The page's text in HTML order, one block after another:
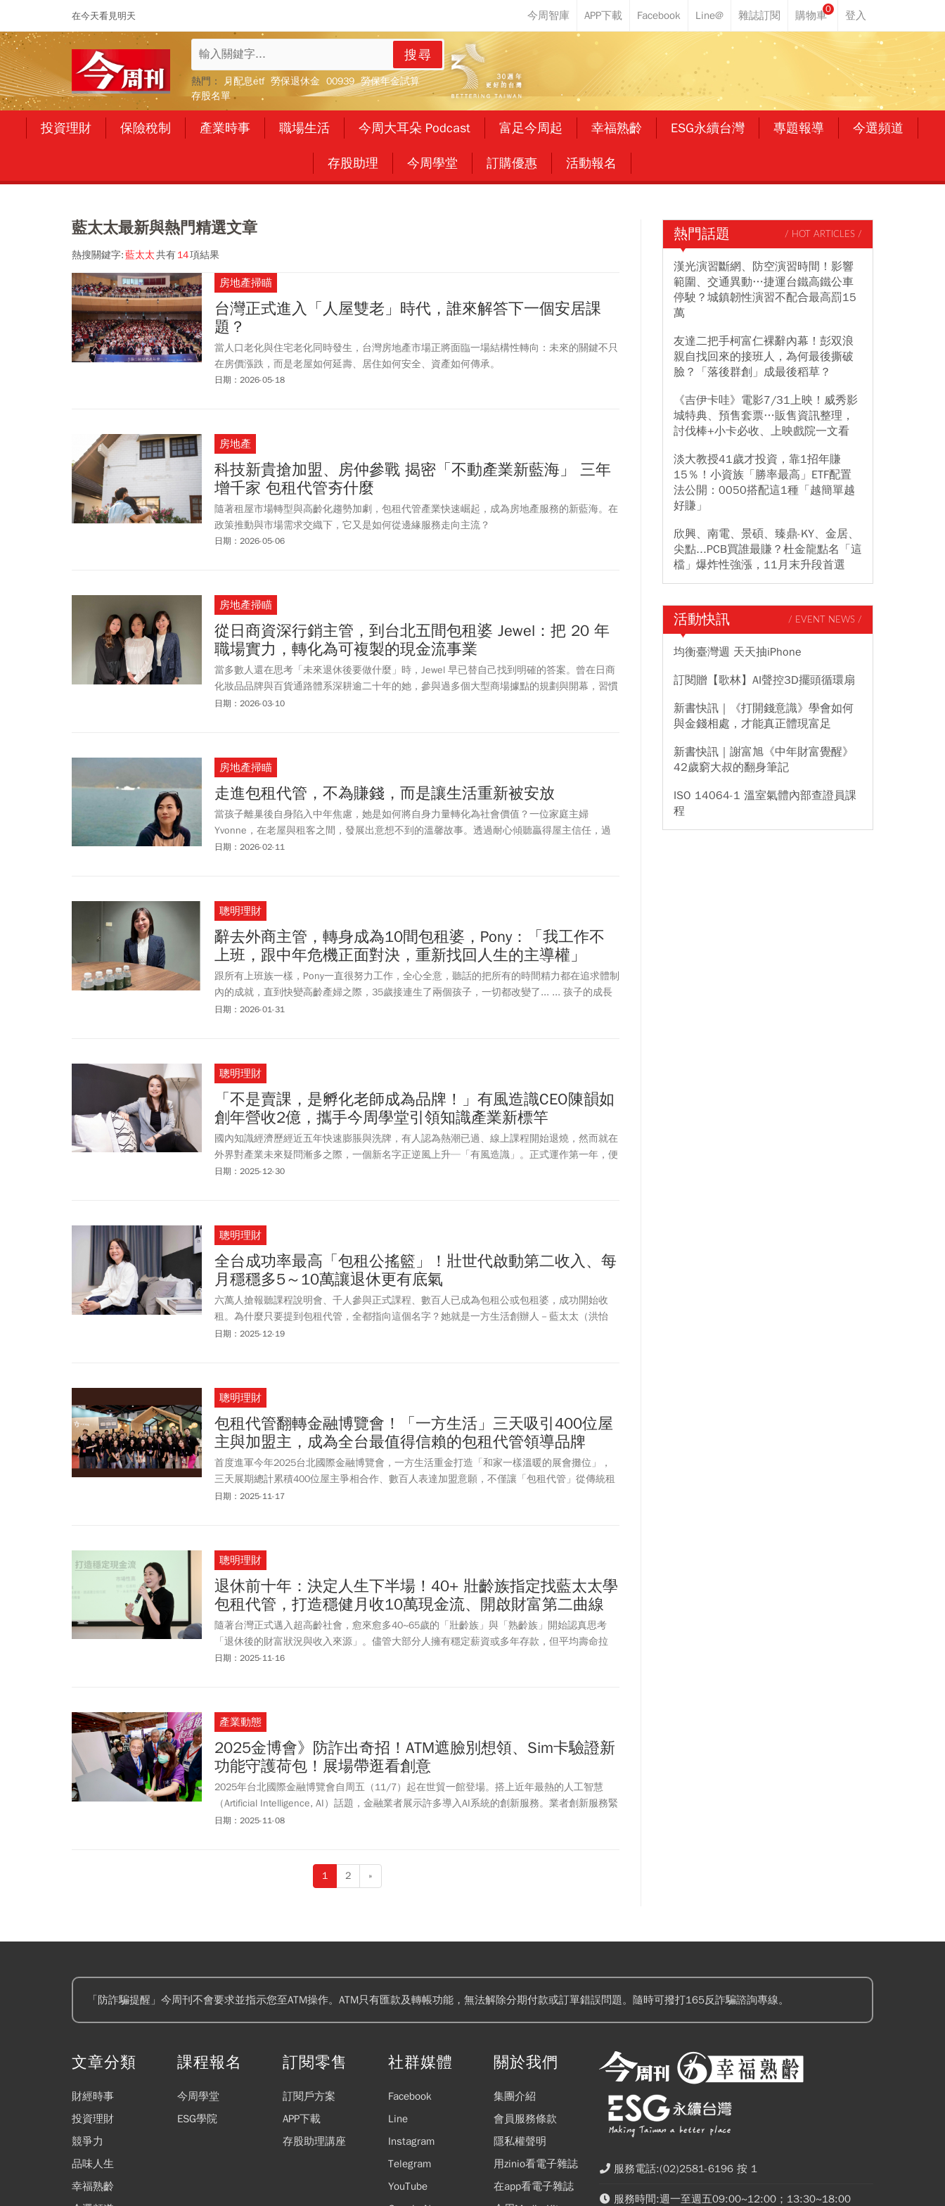
在今天看見明天
0
搜尋
熱門： 月配息etf 勞保退休金 00939 勞保年金試算
存股名單
投資理財 保險稅制 產業時事 職場生活 今周大耳朵 Podcast 富足今周起 幸福熟齡 ESG永續台灣 專題報導 今選頻道
存股助理 今周學堂 訂購優惠 活動報名
藍太太最新與熱門精選文章
熱搜關鍵字:藍太太共有14項結果
房地產掃瞄
台灣正式進入「人屋雙老」時代，誰來解答下一個安居課
題？
當人口老化與住宅老化同時發生，台灣房地產市場正將面臨一場結構性轉向：未來的關鍵不只
在房價漲跌，而是老屋如何延壽、居住如何安全、資產如何傳承。
日期：2026-05-18
房地產
科技新貴搶加盟、房仲參戰 揭密「不動產業新藍海」 三年
增千家 包租代管夯什麼
隨著租屋市場轉型與高齡化趨勢加劇，包租代管產業快速崛起，成為房地產服務的新藍海。在
政策推動與市場需求交織下，它又是如何從邊緣服務走向主流？
日期：2026-05-06
房地產掃瞄
從日商資深行銷主管，到台北五間包租婆 Jewel：把 20 年
職場實力，轉化為可複製的現金流事業
當多數人還在思考「未來退休後要做什麼」時，Jewel 早已替自己找到明確的答案。曾在日商
化妝品品牌與百貨通路體系深耕逾二十年的她，參與過多個大型商場據點的規劃與開幕，習慣
從零到一打造完整營運架構。如今，她把同樣的能力轉向另一個舞台「包租代管」。她選擇加
日期：2026-03-10
房地產掃瞄
走進包租代管，不為賺錢，而是讓生活重新被安放
當孩子離巢後自身陷入中年焦慮，她是如何將自身力量轉化為社會價值？一位家庭主婦
Yvonne，在老屋與租客之間，發展出意想不到的溫馨故事。透過耐心傾聽贏得屋主信任，過
程中也讓她找回被需要的使命，就此開啟人生下半場新篇章。
日期：2026-02-11
聰明理財
辭去外商主管，轉身成為10間包租婆，Pony：「我工作不
上班，跟中年危機正面對決，重新找回人生的主導權」
跟所有上班族一樣，Pony一直很努力工作，全心全意，聽話的把所有的時間精力都在追求體制
內的成就，直到快變高齡產婦之際，35歲接連生了兩個孩子，一切都改變了... ... 孩子的成長
變成生命裡最重要的project，工作上仍想像以前一樣的努力衝刺，什麼都不想放棄，但什麼都
日期：2026-01-31
聰明理財
「不是賣課，是孵化老師成為品牌！」有風造識CEO陳韻如
創年營收2億，攜手今周學堂引領知識產業新標竿
國內知識經濟歷經近五年快速膨脹與洗牌，有人認為熱潮已過、線上課程開始退燒，然而就在
外界對產業未來疑問漸多之際，一個新名字正逆風上升─「有風造識」。正式運作第一年，便
創下破二億元傲人營收，更於2025年正式與「今周刊」旗下「今周學堂」達成深度聯名，成
日期：2025-12-30
聰明理財
全台成功率最高「包租公搖籃」！壯世代啟動第二收入、每
月穩穩多5～10萬讓退休更有底氣
六萬人搶報聽課程說明會、千人參與正式課程、數百人已成為包租公或包租婆，成功開始收
租。為什麼只要提到包租代管，全都指向這個名字？她就是一方生活創辦人－藍太太（洪怡
芳）。近年談「收租財富自由」的人很多，但站在第一線處理房東、房客與老屋問題的實戰專
「房地產訂閱制」，更被驗證為「成功率最高的包租代管課程」。
日期：2025-12-19
聰明理財
包租代管翻轉金融博覽會！「一方生活」三天吸引400位屋
主與加盟主，成為全台最值得信賴的包租代管領導品牌
首度進軍今年2025台北國際金融博覽會，一方生活重金打造「和家一樣溫暖的展會攤位」，
三天展期總計累積400位屋主爭相合作、數百人表達加盟意願，不僅讓「包租代管」從傳統租
屋服務，正式躍升為穩健現金流與退休配置的新選項，更讓一方生活迅速成為全台房東、屋主
日期：2025-11-17
聰明理財
退休前十年：決定人生下半場！40+ 壯齡族指定找藍太太學
包租代管，打造穩健月收10萬現金流、開啟財富第二曲線
隨著台灣正式邁入超高齡社會，愈來愈多40~65歲的「壯齡族」與「熟齡族」開始認真思考
「退休後的財富狀況與收入來源」。儘管大部分人擁有穩定薪資或多年存款，但平均壽命拉
長、通膨加劇，使得「工作、存錢、退休金」漸漸失去保障。不少專家建議，退休不在於累積
日期：2025-11-16
產業動態
2025金博會》防詐出奇招！ATM遮臉別想領、Sim卡驗證新
功能守護荷包！展場帶逛看創意
2025年台北國際金融博覽會自周五（11/7）起在世貿一館登場。搭上近年最熱的人工智慧
（Artificial Intelligence, AI）話題，金融業者展示許多導入AI系統的創新服務。業者創新服務緊
扣今年展覽三大主題「金融防詐．永續金融．退休理財」，許多業者展示自家防詐新功能，為
日期：2025-11-08
1 2 »
熱門話題 / HOT ARTICLES /
漢光演習斷網、防空演習時間！影響
範圍、交通異動…捷運台鐵高鐵公車
停駛？城鎮韌性演習不配合最高罰15
萬
友達二把手柯富仁裸辭內幕！彭双浪
親自找回來的接班人，為何最後撕破
臉？「落後群創」成最後稻草？
《吉伊卡哇》電影7/31上映！威秀影
城特典、預售套票…販售資訊整理，
討伐棒+小卡必收、上映戲院一文看
淡大教授41歲才投資，靠1招年賺
15％！小資族「勝率最高」ETF配置
法公開：0050搭配這1種「越簡單越
好賺」
欣興、南電、景碩、臻鼎-KY、金居、
尖點...PCB買誰最賺？杜金龍點名「這
檔」爆炸性強漲，11月末升段首選
活動快訊 / EVENT NEWS /
均衡臺灣週 天天抽iPhone
訂閱贈【歌林】AI聲控3D擺頭循環扇
新書快訊｜《打開錢意識》學會如何
與金錢相處，才能真正體現富足
新書快訊｜謝富旭《中年財富覺醒》
42歲窮大叔的翻身筆記
ISO 14064-1 溫室氣體內部查證員課
程
「防詐騙提醒」今周刊不會要求並指示您至ATM操作。ATM只有匯款及轉帳功能，無法解除分期付款或訂單錯誤問題。隨時可撥打165反詐騙諮詢專線。
文章分類
財經時事
投資理財
競爭力
品味人生
幸福熟齡
課程報名
今周學堂
ESG學院
訂閱零售
訂閱戶方案
APP下載
存股助理講座
社群媒體
Facebook
Line
Instagram
Telegram
YouTube
關於我們
集團介紹
會員服務條款
隱私權聲明
用zinio看電子雜誌
在app看電子雜誌
服務電話:(02)2581-6196 按 1
服務時間:週一至週五09:00~12:00；13:30~18:00